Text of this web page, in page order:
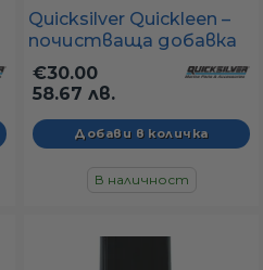
Quicksilver Quickleen –
почистваща добавка
за бензинови
двигатели (355 ml)
€30.00
58.67 лв.
В наличност